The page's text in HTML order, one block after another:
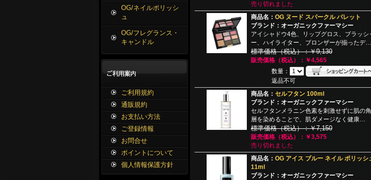
売り切れました
商品名： OG ヌード スパークル パレット
ブランド：オーガニックファーマシー
アイシャドウ4色、リップグロス、ブラッシ
ー、ハイライター、ブロンザーが揃ったデ…
標準価格（税込）：￥9,130
販売価格（税込）：￥4,565
数量：
返品不可
商品名： セルフタン 100ml
ブランド：オーガニックファーマシー
セルフタンメラニン色素を刺激せずに肌の
層を染めることで、肌ダメージなく健康…
標準価格（税込）：￥7,150
販売価格（税込）：￥3,575
売り切れました
商品名： OG アイス ブルー ネイル ポリッシ
11ml
ブランド：オーガニックファーマシー
OG/ネイルポリッシ
ュ
OG/フレグランス・
キャンドル
ご利用規約
通販規約
お支払い方法
ご登録情報
お問合せ
ポイントについて
個人情報保護方針